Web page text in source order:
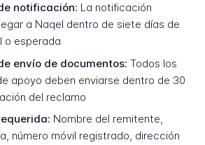
notificación: La notificación
a Naqel dentro de siete días de
o esperada
envío de documentos: Todos los
apoyo deben enviarse dentro de 30
del reclamo
Nombre del remitente,
número móvil registrado, dirección